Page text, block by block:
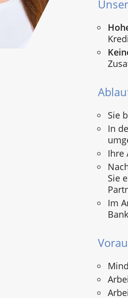
Sie
In
Ihre
Sie
Im